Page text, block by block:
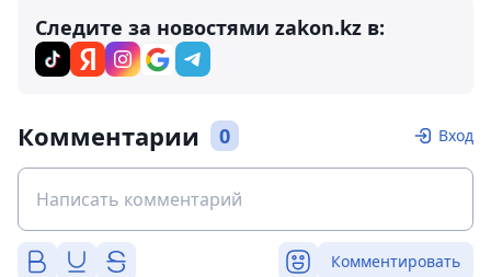
Следите за новостями zakon.kz в:
Комментарии 0 Вход
Комментировать